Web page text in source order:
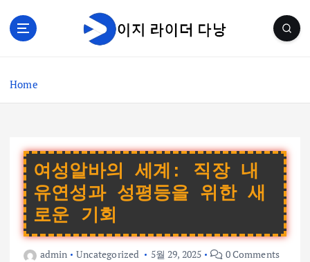
c
Home
여성알바의 세계: 직장 내
유연성과 성평등을 위한 새
로운 기회
admin Uncategorized 5월 29, 2025 0 Comments